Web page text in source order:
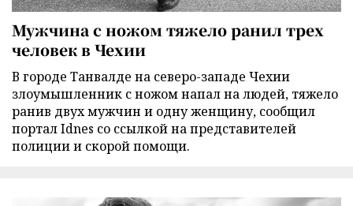
Мужчина с ножом тяжело ранил трех
человек в Чехии
В городе Танвалде на северо-западе Чехии
злоумышленник с ножом напал на людей, тяжело
ранив двух мужчин и одну женщину, сообщил
портал Idnes со ссылкой на представителей
полиции и скорой помощи.